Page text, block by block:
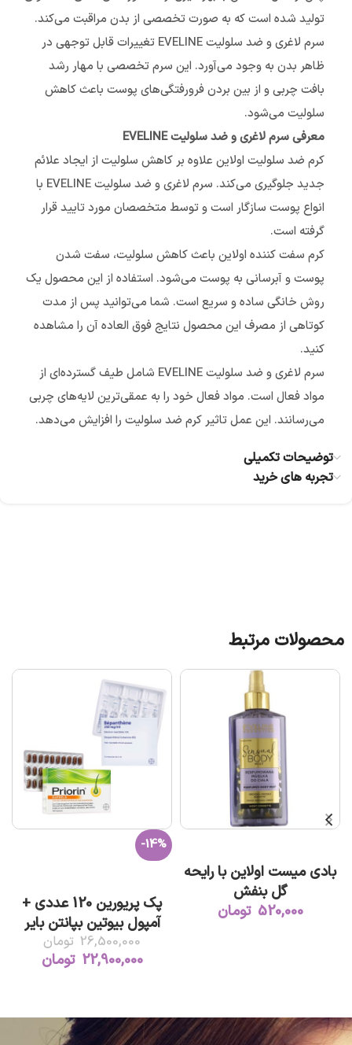
تولید شده است که به صورت تخصصی از بدن مراقبت می‌کند.
سرم لاغری و ضد سلولیت EVELINE تغییرات قابل توجهی در
ظاهر بدن به وجود می‌آورد. این سرم تخصصی با مهار رشد
بافت چربی و از بین بردن فرورفتگی‌های پوست باعث کاهش
سلولیت می‌شود.
معرفی سرم لاغری و ضد سلولیت EVELINE
کرم ضد سلولیت اولاین علاوه بر کاهش سلولیت از ایجاد علائم
جدید جلوگیری می‌کند. سرم لاغری و ضد سلولیت EVELINE با
انواع پوست سازگار است و توسط متخصصان مورد تایید قرار
گرفته است.
کرم سفت کننده اولاین باعث کاهش سلولیت، سفت شدن
پوست و آبرسانی به پوست می‌شود. استفاده از این محصول یک
روش خانگی ساده و سریع است. شما می‌توانید پس از مدت
کوتاهی از مصرف این محصول نتایج فوق العاده آن را مشاهده
کنید.
سرم لاغری و ضد سلولیت EVELINE شامل طیف گسترده‌ای از
مواد فعال است. مواد فعال خود را به عمقی‌ترین لایه‌های چربی
می‌رسانند. این عمل تاثیر کرم ضد سلولیت را افزایش می‌دهد.
توضیحات تکمیلی
تجربه های خرید
محصولات مرتبط
بادی میست اولاین با رایحه
گل بنفش
520,000 تومان
-14%
پک پریورین 120 عددی +
آمپول بیوتین بپانتن بایر
26,500,000 تومان
22,900,000 تومان